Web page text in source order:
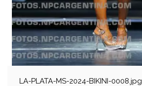
LA-PLATA-MS-2024-BIKINI-0008.jpg